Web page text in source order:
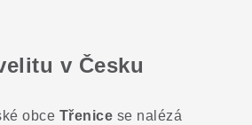
v Česku
obce Třenice se nalézá